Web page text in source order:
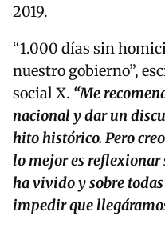
2019.
“1.000 días sin
nuestro gobierno”,
social X. “Me
nacional y dar un
hito histórico. Pero
lo mejor es reflexionar
ha vivido y sobre
impedir que